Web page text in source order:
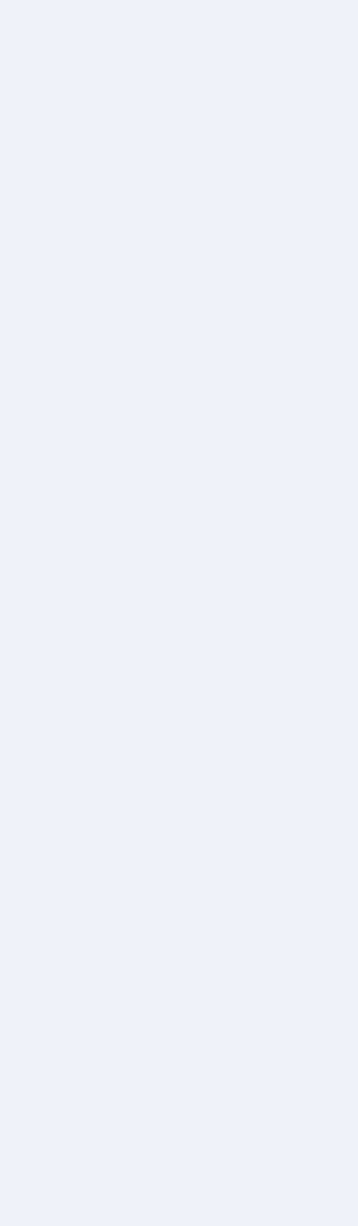
かいまき（掻巻き）超完全ガ
【最新版】掛け布団の選び方“
【アシストステッパー】ハン
【最新】手袋の選び方 完全ガ
失敗しない「爪切り」完全ガ